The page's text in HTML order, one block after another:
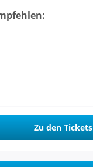
Zu den Tickets